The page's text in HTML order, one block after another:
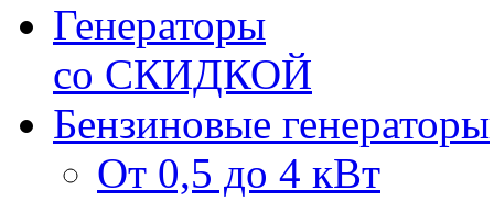
Генераторы
со СКИДКОЙ
Бензиновые генераторы
От 0,5 до 4 кВт